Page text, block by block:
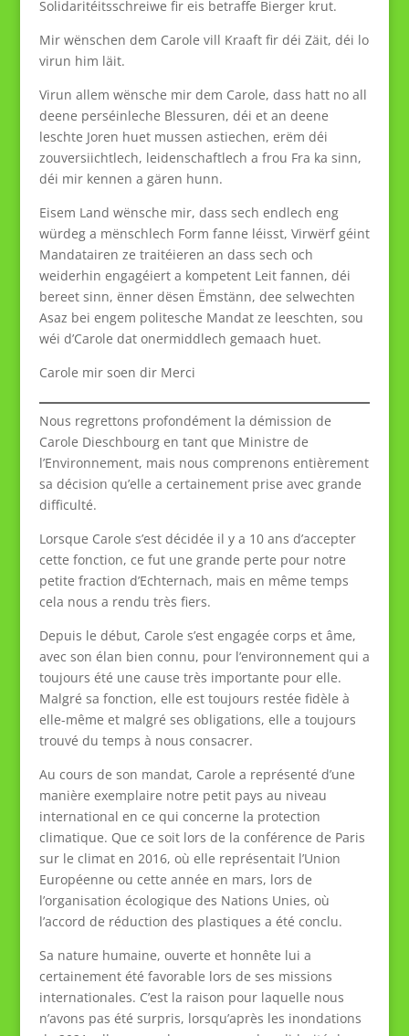
Solidaritéitsschreiwe fir eis betraffe Bierger krut.
Mir wënschen dem Carole vill Kraaft fir déi Zäit, déi lo
virun him läit.
Virun allem wënsche mir dem Carole, dass hatt no all
deene perséinleche Blessuren, déi et an deene
leschte Joren huet mussen astiechen, erëm déi
zouversiichtlech, leidenschaftlech a frou Fra ka sinn,
déi mir kennen a gären hunn.
Eisem Land wënsche mir, dass sech endlech eng
würdeg a mënschlech Form fanne léisst, Virwërf géint
Mandatairen ze traitéieren an dass sech och
weiderhin engagéiert a kompetent Leit fannen, déi
bereet sinn, ënner dësen Ëmstänn, dee selwechten
Asaz bei engem politesche Mandat ze leeschten, sou
wéi d’Carole dat onermiddlech gemaach huet.
Carole mir soen dir Merci
Nous regrettons profondément la démission de
Carole Dieschbourg en tant que Ministre de
l’Environnement, mais nous comprenons entièrement
sa décision qu’elle a certainement prise avec grande
difficulté.
Lorsque Carole s’est décidée il y a 10 ans d’accepter
cette fonction, ce fut une grande perte pour notre
petite fraction d’Echternach, mais en même temps
cela nous a rendu très fiers.
Depuis le début, Carole s’est engagée corps et âme,
avec son élan bien connu, pour l’environnement qui a
toujours été une cause très importante pour elle.
Malgré sa fonction, elle est toujours restée fidèle à
elle-même et malgré ses obligations, elle a toujours
trouvé du temps à nous consacrer.
Au cours de son mandat, Carole a représenté d’une
manière exemplaire notre petit pays au niveau
international en ce qui concerne la protection
climatique. Que ce soit lors de la conférence de Paris
sur le climat en 2016, où elle représentait l’Union
Européenne ou cette année en mars, lors de
l’organisation écologique des Nations Unies, où
l’accord de réduction des plastiques a été conclu.
Sa nature humaine, ouverte et honnête lui a
certainement été favorable lors de ses missions
internationales. C’est la raison pour laquelle nous
n’avons pas été surpris, lorsqu’après les inondations